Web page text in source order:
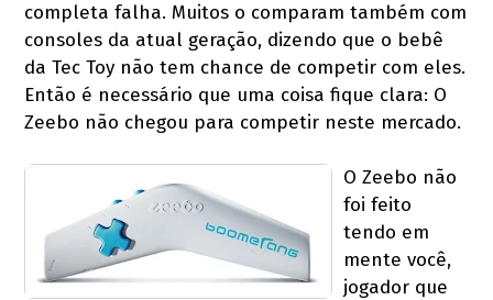
completa falha. Muitos o comparam também com
consoles da atual geração, dizendo que o bebê
da Tec Toy não tem chance de competir com eles.
Então é necessário que uma coisa fique clara: O
Zeebo não chegou para competir neste mercado.
O Zeebo não
foi feito
tendo em
mente você,
jogador que